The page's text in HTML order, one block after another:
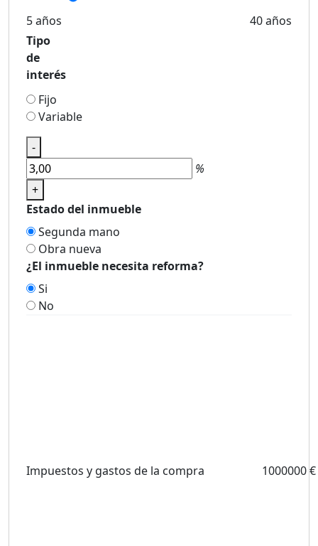
5 años
40 años
Tipo
de
interés
Fijo
Variable
-
%
+
Estado del inmueble
Segunda mano
Obra nueva
¿El inmueble necesita reforma?
Si
No
Impuestos y gastos de la compra 1000000 €